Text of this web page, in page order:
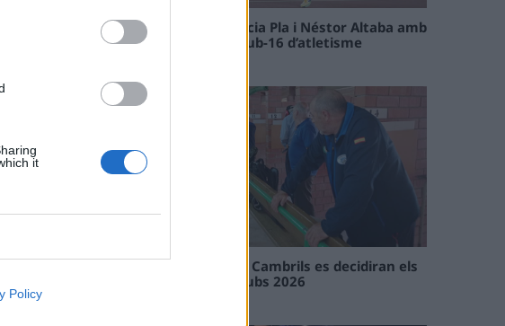
it
Policy
Paula Sintorres, Patrícia Pla i Néstor Altaba amb
la selecció catalana sub-16 d’atletisme
En les tirades de Flix i Cambrils es decidiran els
campions de l’Interclubs 2026